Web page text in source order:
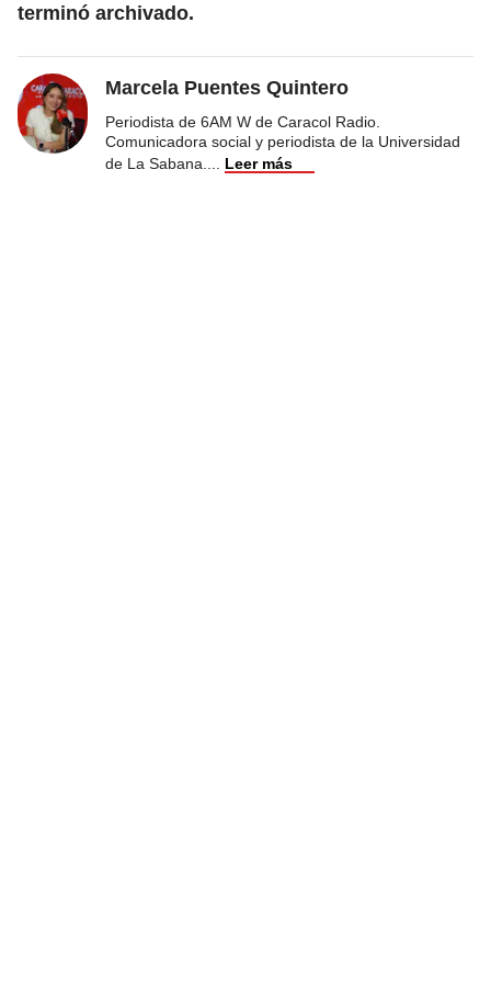
terminó archivado.
Marcela Puentes Quintero
Periodista de 6AM W de Caracol Radio.
Comunicadora social y periodista de la Universidad
de La Sabana.
Leer más